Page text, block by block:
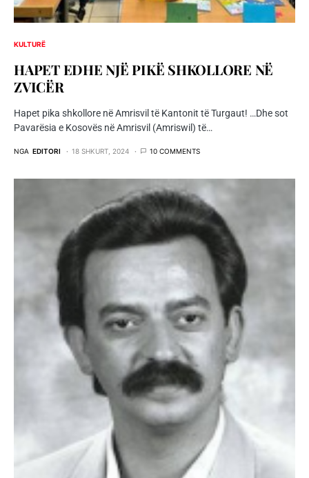
KULTURË
HAPET EDHE NJË PIKË SHKOLLORE NË
ZVICËR
Hapet pika shkollore në Amrisvil të Kantonit të Turgaut! …Dhe sot
Pavarësia e Kosovës në Amrisvil (Amriswil) të…
NGA EDITORI 18 SHKURT, 2024 10 COMMENTS